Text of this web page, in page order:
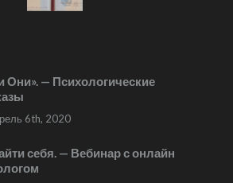
Они». — Психологические
6th, 2020
себя. — Вебинар с онлайн